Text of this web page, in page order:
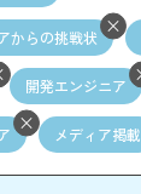
からの挑戦状
開発エンジニア
メディア掲載